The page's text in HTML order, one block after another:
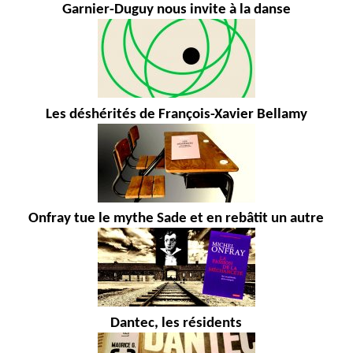
Garnier-Duguy nous invite à la danse
Les déshérités de François-Xavier Bellamy
Onfray tue le mythe Sade et en rebâtit un autre
Dantec, les résidents